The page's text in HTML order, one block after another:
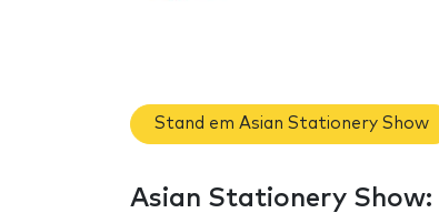
Stand em Asian Stationery Show
Asian Stationery Show: